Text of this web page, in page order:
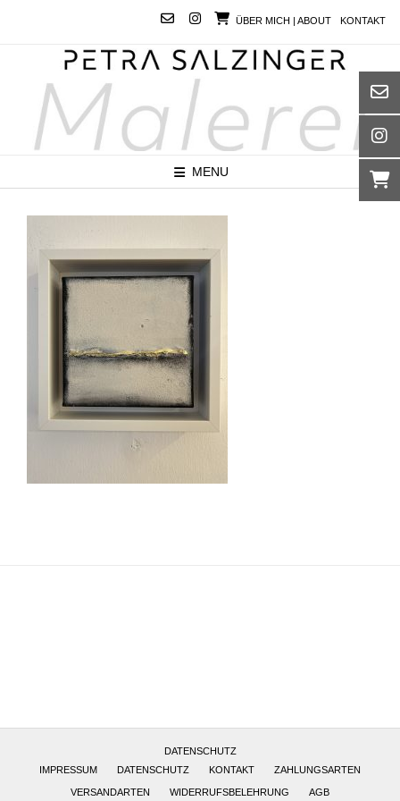
ÜBER MICH | ABOUT KONTAKT
MENU
DATENSCHUTZ
IMPRESSUM
DATENSCHUTZ KONTAKT ZAHLUNGSARTEN
VERSANDARTEN WIDERRUFSBELEHRUNG AGB